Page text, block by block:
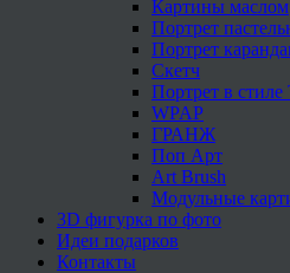
Картины маслом
Портрет
Портрет
Скетч
Портрет в стиле
WPAP
ГРАНЖ
Поп Арт
Art Brush
Модульные
3D фигурка по фото
Идеи подарков
Контакты